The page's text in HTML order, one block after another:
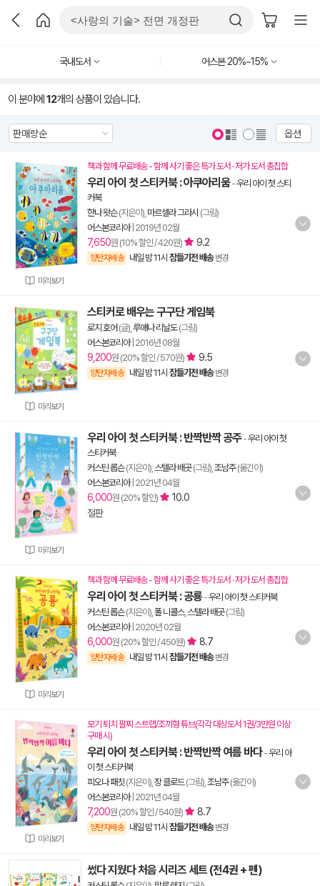
국내도서 어스본 20%~15%
이 분야에 12개의 상품이 있습니다.
옵션
미리보기
책과 함께 무료배송 - 함께 사기 좋은 특가 도서 · 저가 도서 총집합
우리 아이 첫 스티커북 : 아쿠아리움-우리 아이 첫 스티
커북
한나 왓슨(지은이), 마르셀라 그라시 (그림)
어스본코리아| 2019년 02월
7,650원 (10% 할인 / 420원) 9.2
양탄자배송 내일 밤 11시 잠들기전 배송 변경
미리보기
스티커로 배우는 구구단 게임북
로지 호어 (글), 루애나 리날도(그림)
어스본코리아| 2016년 08월
9,200원 (20% 할인 / 570원) 9.5
양탄자배송 내일 밤 11시 잠들기전 배송 변경
미리보기
우리 아이 첫 스티커북 : 반짝반짝 공주-우리 아이 첫
스티커북
커스틴 롭슨(지은이), 스텔라 배곳(그림), 조남주(옮긴이)
어스본코리아| 2021년 04월
6,000원 (20% 할인)
10.0
절판
미리보기
책과 함께 무료배송 - 함께 사기 좋은 특가 도서 · 저가 도서 총집합
우리 아이 첫 스티커북 : 공룡-우리 아이 첫 스티커북
커스틴 롭슨(지은이), 폴 니콜스, 스텔라 배곳(그림)
어스본코리아| 2020년 02월
6,000원 (20% 할인 / 450원) 8.7
양탄자배송 내일 밤 11시 잠들기전 배송 변경
미리보기
모기 퇴치 팔찌 스트랩/조끼형 튜브(각각 대상도서 1권/3만원 이상
구매 시)
우리 아이 첫 스티커북 : 반짝반짝 여름 바다-우리 아
이 첫 스티커북
피오나 패칫 (지은이), 장 클로드(그림), 조남주(옮긴이)
어스본코리아| 2021년 04월
7,200원 (20% 할인 / 540원) 8.7
양탄자배송 내일 밤 11시 잠들기전 배송 변경
썼다 지웠다 처음 시리즈 세트 (전4권 + 펜)